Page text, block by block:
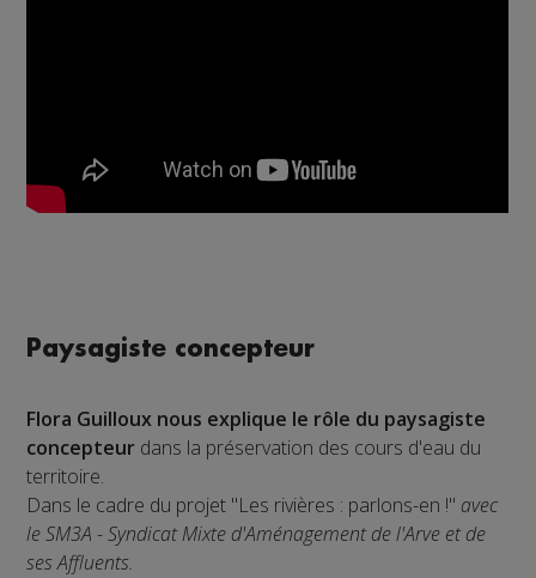
Paysagiste concepteur
Flora Guilloux nous explique le rôle du paysagiste
concepteur dans la préservation des cours d'eau du
territoire.
Dans le cadre du projet "Les rivières : parlons-en !" avec
le SM3A - Syndicat Mixte d'Aménagement de l'Arve et de
ses Affluents.